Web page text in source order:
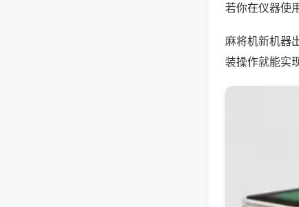
若你在仪器使
麻将机新机器
装操作就能实